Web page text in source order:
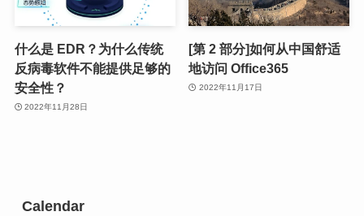
什么是 EDR？为什么传统
反病毒软件不能提供足够的
安全性？
2022年11月28日
[第 2 部分]如何从中国舒适
地访问 Office365
2022年11月17日
Calendar